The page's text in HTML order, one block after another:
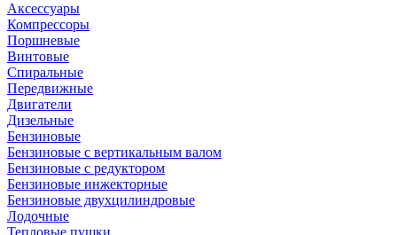
Аксессуары
Компрессоры
Поршневые
Винтовые
Спиральные
Передвижные
Двигатели
Дизельные
Бензиновые
Бензиновые с вертикальным валом
Бензиновые с редуктором
Бензиновые инжекторные
Бензиновые двухцилиндровые
Лодочные
Тепловые пушки